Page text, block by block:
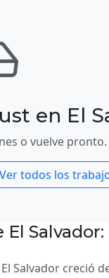
en El
o vuelve pronto.
todos los
Salvador:
Salvador creció